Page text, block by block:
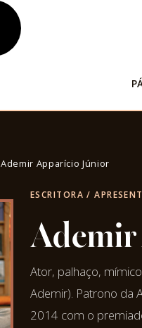
Ademir Apparício Júnior
ESCRITORA /
Ator, palhaço,
Ademir). Patrono da
2014 com o